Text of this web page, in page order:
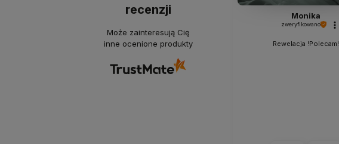
recenzji
Może zainteresują Cię
inne ocenione produkty
Monika
zweryfikowano
Rewelacja !Polecam!